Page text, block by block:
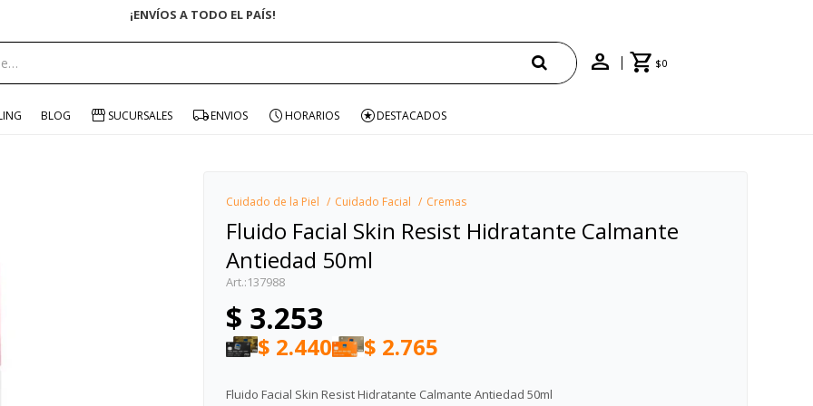
¡ENVÍOS A TODO EL PAÍS!
$0
BLOG SUCURSALES ENVIOS HORARIOS DESTACADOS
Cuidado de la Piel Cuidado Facial Cremas
Fluido Facial Skin Resist Hidratante Calmante
Antiedad 50ml
137988
$ 3.253
$ 2.440 $ 2.765
Fluido Facial Skin Resist Hidratante Calmante Antiedad 50ml